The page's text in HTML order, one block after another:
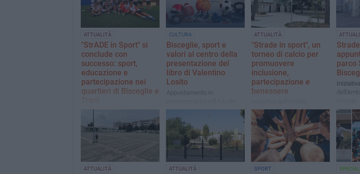
ATTUALITÀ
"StrADE in Sport" si
conclude con
successo: sport,
educazione e
partecipazione nei
quartieri di Bisceglie e
13 pomeriggi di attività, 120
giovani al torneo di calcio e
circa 3.000 presenze
complessive
CULTURA
Bisceglie, sport e
valori al centro della
presentazione del
libro di Valentino
Losito
Appuntamento in
ATTUALITÀ
"Strade in sport", un
torneo di calcio per
promuovere
inclusione,
partecipazione e
benessere
territoriale sociale Trani-
Bisceglie
parco
ATTUALITÀ ATTUALITÀ SPORT